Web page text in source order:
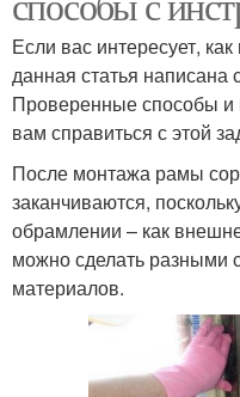
Если вас интересует,
данная статья написана
Проверенные способы и
вам справиться с этой
После монтажа рамы
заканчиваются,
обрамлении – как
можно сделать
материалов.